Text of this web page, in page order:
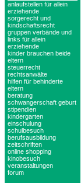
anlaufstellen für allein
erziehende
sorgerecht und
kindschaftsrecht
gruppen verbände und
links für allein
erziehende
kinder brauchen beide
eltern
steuerrecht
rechtsanwälte
hilfen für behinderte
eltern
beratung
schwangerschaft geburt
stipendien
kindergarten
einschulung
schulbesuch
berufsausbildung
zeitschriften
online shopping
kinobesuch
veranstaltungen
forum